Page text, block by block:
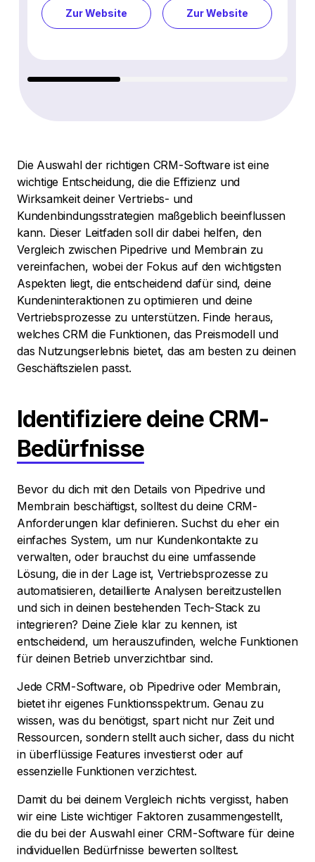
Zur Website Zur Website
Die Auswahl der richtigen CRM-Software ist eine
wichtige Entscheidung, die die Effizienz und
Wirksamkeit deiner Vertriebs- und
Kundenbindungsstrategien maßgeblich beeinflussen
kann. Dieser Leitfaden soll dir dabei helfen, den
Vergleich zwischen Pipedrive und Membrain zu
vereinfachen, wobei der Fokus auf den wichtigsten
Aspekten liegt, die entscheidend dafür sind, deine
Kundeninteraktionen zu optimieren und deine
Vertriebsprozesse zu unterstützen. Finde heraus,
welches CRM die Funktionen, das Preismodell und
das Nutzungserlebnis bietet, das am besten zu deinen
Geschäftszielen passt.
Identifiziere deine CRM-
Bedürfnisse
Bevor du dich mit den Details von Pipedrive und
Membrain beschäftigst, solltest du deine CRM-
Anforderungen klar definieren. Suchst du eher ein
einfaches System, um nur Kundenkontakte zu
verwalten, oder brauchst du eine umfassende
Lösung, die in der Lage ist, Vertriebsprozesse zu
automatisieren, detaillierte Analysen bereitzustellen
und sich in deinen bestehenden Tech-Stack zu
integrieren? Deine Ziele klar zu kennen, ist
entscheidend, um herauszufinden, welche Funktionen
für deinen Betrieb unverzichtbar sind.
Jede CRM-Software, ob Pipedrive oder Membrain,
bietet ihr eigenes Funktionsspektrum. Genau zu
wissen, was du benötigst, spart nicht nur Zeit und
Ressourcen, sondern stellt auch sicher, dass du nicht
in überflüssige Features investierst oder auf
essenzielle Funktionen verzichtest.
Damit du bei deinem Vergleich nichts vergisst, haben
wir eine Liste wichtiger Faktoren zusammengestellt,
die du bei der Auswahl einer CRM-Software für deine
individuellen Bedürfnisse bewerten solltest.